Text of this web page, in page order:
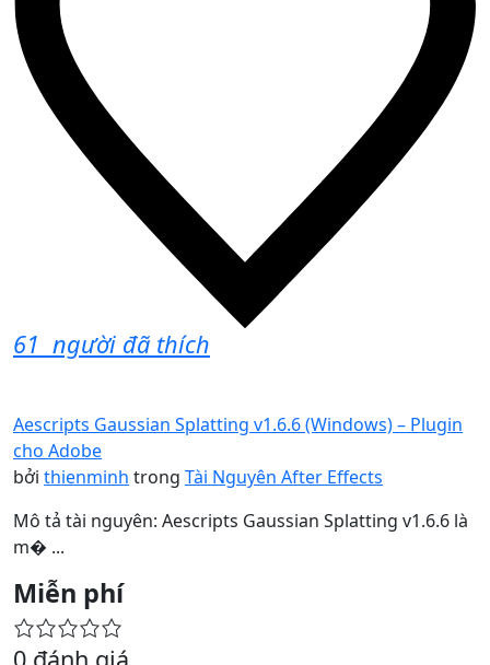
61 người đã thích
Aescripts Gaussian Splatting v1.6.6 (Windows) – Plugin
cho Adobe
bởi thienminh trong Tài Nguyên After Effects
Mô tả tài nguyên: Aescripts Gaussian Splatting v1.6.6 là
m� ...
Miễn phí